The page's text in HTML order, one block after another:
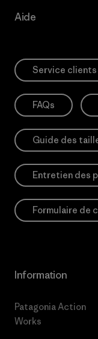
Aide
Service clients
FAQs
Guide des
Entretien des
Formulaire de
Information
Patagonia Action
Works